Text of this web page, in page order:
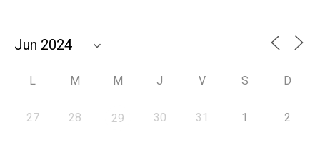
L M M J V S D
27 28 29 30 31 1 2